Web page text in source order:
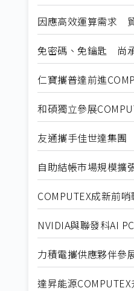
因應高效運算需求
免密碼、免鑰匙 尚
仁寶攜普達前進
和碩獨立參展
友通攜手佳世達集團
自助結帳市場規模
COMPUTEX成新前
NVIDIA與聯發科AI
力積電攜供應夥伴參
達昇能源